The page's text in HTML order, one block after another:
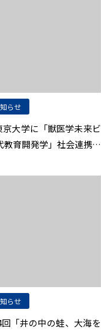
らせ
京大学に「獣医学未来ビ
教育開発学」社会連携講
らせ
「井の中の蛙、大海を